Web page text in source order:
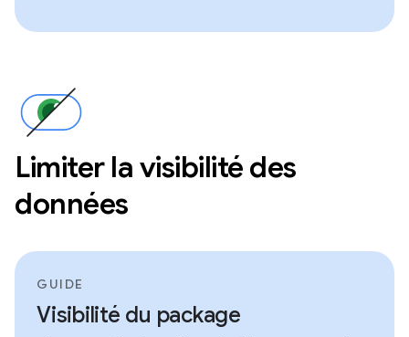
Limiter la visibilité des
données
GUIDE
Visibilité du package